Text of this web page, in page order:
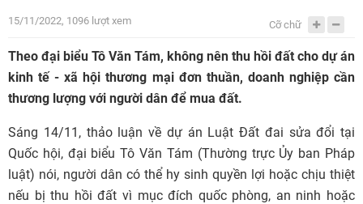
15/11/2022, 1096 lượt xem Cỡ chữ
Theo đại biểu Tô Văn Tám, không nên thu hồi đất cho dự án
kinh tế - xã hội thương mại đơn thuần, doanh nghiệp cần
thương lượng với người dân để mua đất.
Sáng 14/11, thảo luận về dự án Luật Đất đai sửa đổi tại
Quốc hội, đại biểu Tô Văn Tám (Thường trực Ủy ban Pháp
luật) nói, người dân có thể hy sinh quyền lợi hoặc chịu thiệt
nếu bị thu hồi đất vì mục đích quốc phòng, an ninh hoặc